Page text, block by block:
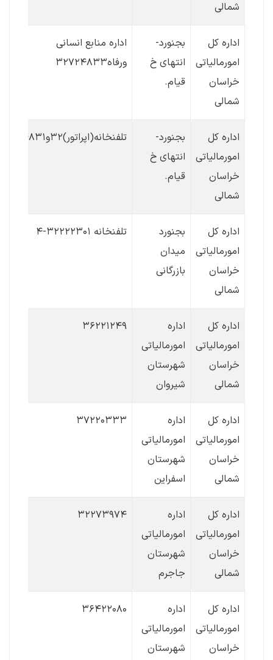
شمالی
اداره کل
امورمالیاتی
خراسان
شمالی
بجنورد-
انتهای خ
قیام.
اداره منابع انسانی
ورفاه۳۲۷۲۴۸۳۳
اداره کل
امورمالیاتی
خراسان
شمالی
بجنورد-
انتهای خ
قیام.
تلفنخانه(اپراتور)۳۲و۳۲۷۲۴۸۳۱
اداره کل
امورمالیاتی
خراسان
شمالی
بجنورد
میدان
بازرگانی
تلفنخانه ۳۲۲۲۲۳۰۱-۴
اداره کل
امورمالیاتی
خراسان
شمالی
اداره
امورمالیاتی
شهرستان
شیروان
۳۶۲۲۱۲۴۹
اداره کل
امورمالیاتی
خراسان
شمالی
اداره
امورمالیاتی
شهرستان
اسفراین
۳۷۲۲۰۳۳۳
اداره کل
امورمالیاتی
خراسان
شمالی
اداره
امورمالیاتی
شهرستان
جاجرم
۳۲۲۷۳۹۷۴
اداره کل
امورمالیاتی
خراسان
اداره
امورمالیاتی
شهرستان
۳۶۴۲۲۰۸۰